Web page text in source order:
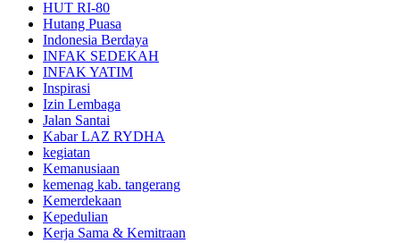
HUT RI-80
Hutang Puasa
Indonesia Berdaya
INFAK SEDEKAH
INFAK YATIM
Inspirasi
Izin Lembaga
Jalan Santai
Kabar LAZ RYDHA
kegiatan
Kemanusiaan
kemenag kab. tangerang
Kemerdekaan
Kepedulian
Kerja Sama & Kemitraan